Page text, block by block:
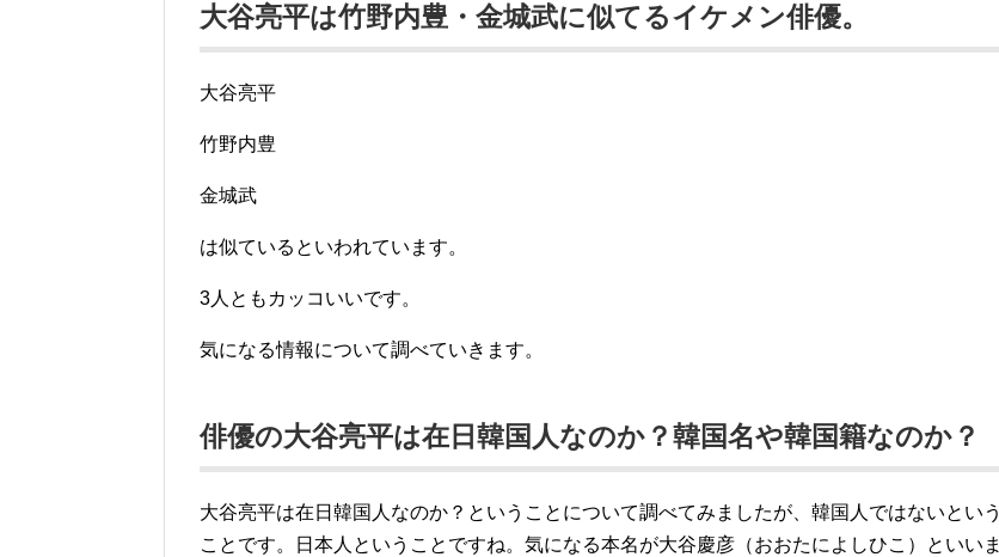
大谷亮平は竹野内豊・金城武に似てるイケメン俳優。
大谷亮平
竹野内豊
金城武
は似ているといわれています。
3人ともカッコいいです。
気になる情報について調べていきます。
俳優の大谷亮平は在日韓国人なのか？韓国名や韓国籍なのか？
大谷亮平は在日韓国人なのか？ということについて調べてみましたが、韓国人ではないという
ことです。日本人ということですね。気になる本名が大谷慶彦（おおたによしひこ）といいま